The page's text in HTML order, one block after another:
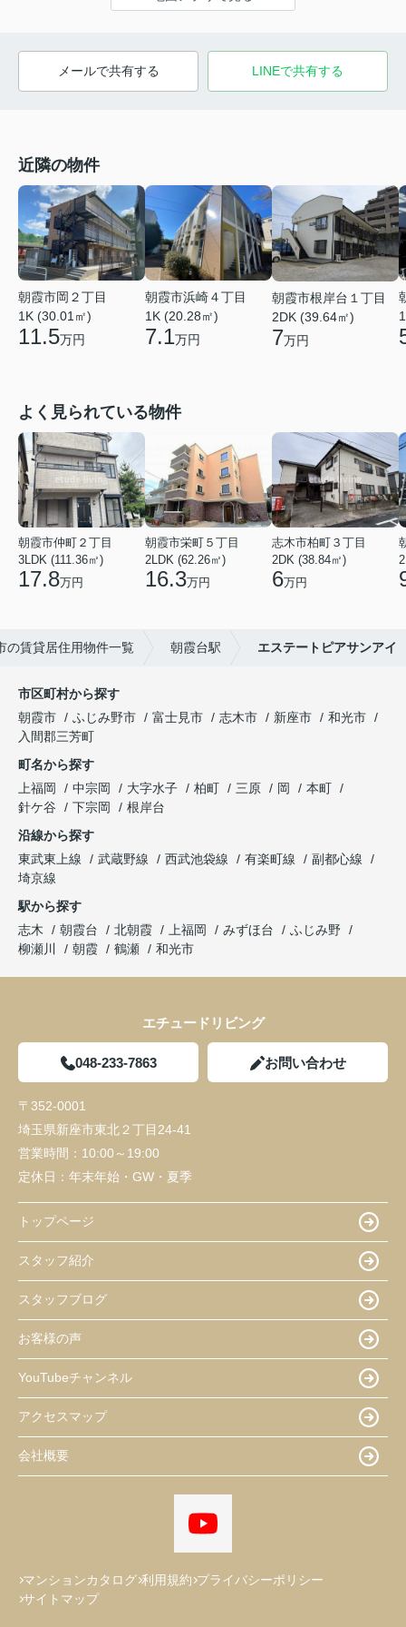
メールで共有する LINEで共有する
近隣の物件
朝霞市岡２丁目
1K (30.01㎡)
11.5万円
朝霞市浜崎４丁目
1K (20.28㎡)
7.1万円
朝霞市根岸台１丁目
2DK (39.64㎡)
7万円
よく見られている物件
朝霞市仲町２丁目
3LDK (111.36㎡)
17.8万円
朝霞市栄町５丁目
2LDK (62.26㎡)
16.3万円
志木市柏町３丁目
2DK (38.84㎡)
6万円
の賃貸居住用物件一覧 朝霞台駅 エステートピアサンアイ
市区町村から探す
朝霞市
ふじみ野市 富士見市 志木市 新座市
和光市
入間郡三芳町
町名から探す
上福岡
中宗岡 大字水子 柏町 三原 岡
本町
針ケ谷
下宗岡
根岸台
沿線から探す
東武東上線
武蔵野線 西武池袋線 有楽町線
副都心線
埼京線
駅から探す
志木
朝霞台 北朝霞 上福岡 みずほ台
ふじみ野
柳瀬川
朝霞 鶴瀬 和光市
エチュードリビング
048-233-7863 お問い合わせ
〒352-0001
埼玉県新座市東北２丁目24-41
営業時間： 10:00～19:00
定休日： 年末年始・GW・夏季
トップページ
スタッフ紹介
スタッフブログ
お客様の声
YouTubeチャンネル
アクセスマップ
会社概要
マンションカタログ 利用規約 プライバシーポリシー
サイトマップ